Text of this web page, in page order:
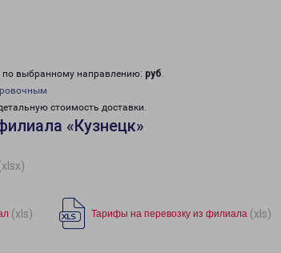
выбранному направлению: руб.
стоимость доставки.
«Кузнецк»
(xls) Тарифы на перевозку из филиала (xls)